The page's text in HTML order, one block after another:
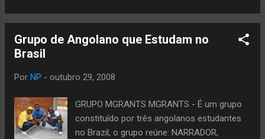
De...) 13- Kombwe (part. Emicida) 14- Amar
Thalma de Freitas) 16- A Quem Possa
Grupo de Angolano que Estudam no
Brasil
Por NP - outubro 29, 2008
GRUPO MGRANTS MGRANTS - É um grupo
constituído por três angolanos estudantes
no Brazil, o grupo reúne: NARRADOR,